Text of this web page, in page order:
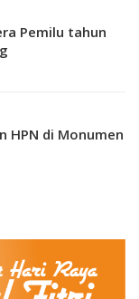
Pemilu tahun
HPN di Monumen